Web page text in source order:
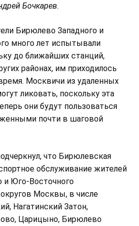
Бочкарев.
Бирюлево Западного и
много лет испытывали
до ближайших станций,
районах, им приходилось
Москвичи из удаленных
ликовать, поскольку эта
они будут пользоваться
почти в шаговой
что Бирюлевская
обслуживание жителей
Юго-Восточного
Москвы, в числе
Нагатинский Затон,
Царицыно, Бирюлево